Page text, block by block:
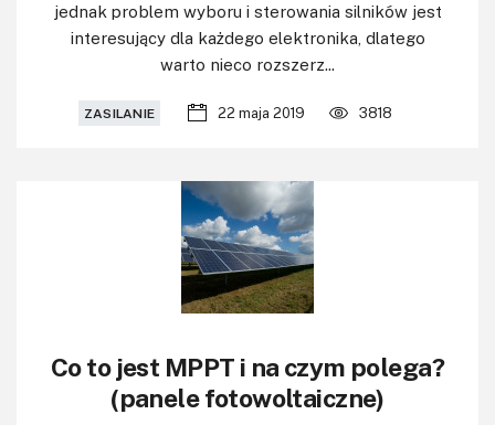
jednak problem wyboru i sterowania silników jest
interesujący dla każdego elektronika, dlatego
warto nieco rozszerz...
ZASILANIE 22 maja 2019 3818
Co to jest MPPT i na czym polega?
(panele fotowoltaiczne)